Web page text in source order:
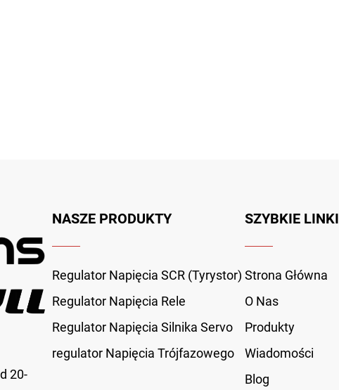
20-
NASZE PRODUKTY
Regulator Napięcia SCR (Tyrystor)
Regulator Napięcia Rele
Regulator Napięcia Silnika Servo
regulator Napięcia Trójfazowego
SZYBKIE LINKI
Strona Główna
O Nas
Produkty
Wiadomości
Blog